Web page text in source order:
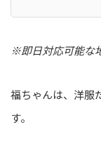
※即日対応可能な
福ちゃんは、洋服
す。